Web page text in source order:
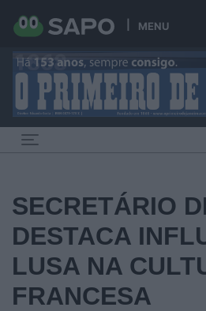
MENU
SECRETÁRIO
DESTACA
LUSA NA
FRANCESA